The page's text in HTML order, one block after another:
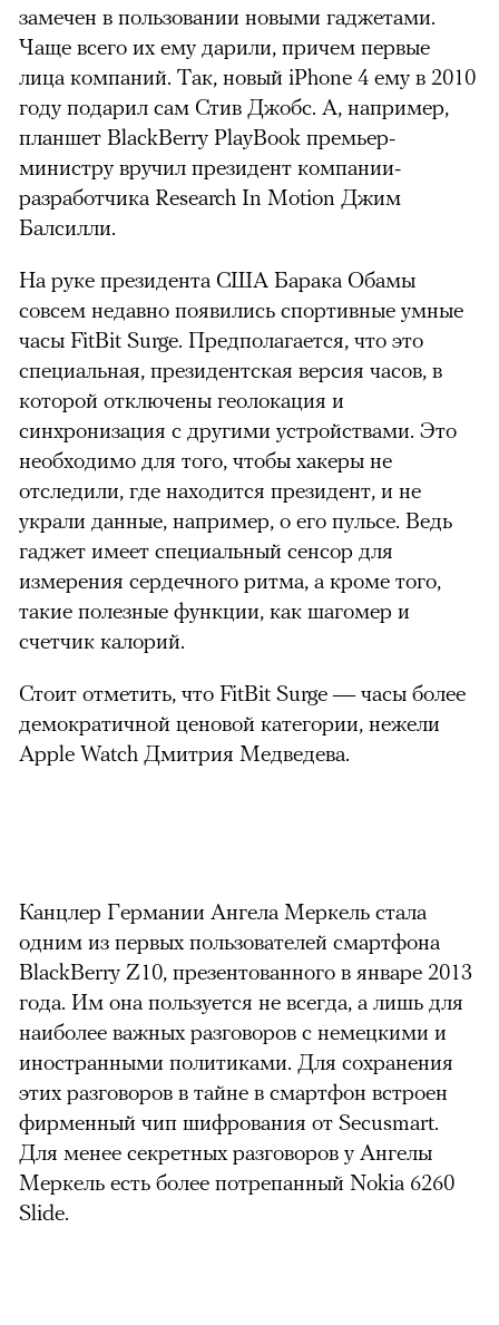
замечен в пользовании новыми гаджетами.
Чаще всего их ему дарили, причем первые
лица компаний. Так, новый iPhone 4 ему в 2010
году подарил сам Стив Джобс. А, например,
планшет BlackBerry PlayBook премьер-
министру вручил президент компании-
разработчика Research In Motion Джим
Балсилли.
На руке президента США Барака Обамы
совсем недавно появились спортивные умные
часы FitBit Surge. Предполагается, что это
специальная, президентская версия часов, в
которой отключены геолокация и
синхронизация с другими устройствами. Это
необходимо для того, чтобы хакеры не
отследили, где находится президент, и не
украли данные, например, о его пульсе. Ведь
гаджет имеет специальный сенсор для
измерения сердечного ритма, а кроме того,
такие полезные функции, как шагомер и
счетчик калорий.
Стоит отметить, что FitBit Surge — часы более
демократичной ценовой категории, нежели
Apple Watch Дмитрия Медведева.
Канцлер Германии Ангела Меркель стала
одним из первых пользователей смартфона
BlackBerry Z10, презентованного в январе 2013
года. Им она пользуется не всегда, а лишь для
наиболее важных разговоров с немецкими и
иностранными политиками. Для сохранения
этих разговоров в тайне в смартфон встроен
фирменный чип шифрования от Secusmart.
Для менее секретных разговоров у Ангелы
Меркель есть более потрепанный Nokia 6260
Slide.